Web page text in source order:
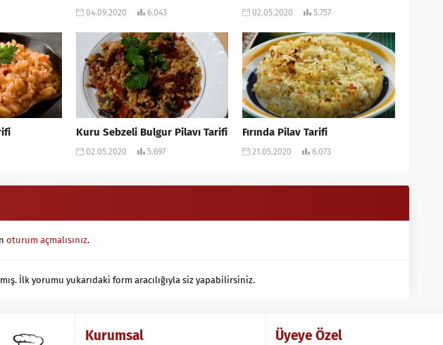
04.09.2020 6.043 02.05.2020 5.757
Kuru Sebzeli Bulgur Pilavı Tarifi
02.05.2020 5.697
Fırında Pilav Tarifi
21.05.2020 6.073
oturum açmalısınız.
İlk yorumu yukarıdaki form aracılığıyla siz yapabilirsiniz.
Kurumsal Üyeye Özel